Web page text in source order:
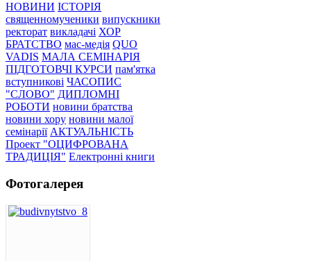
НОВИНИ ІСТОРІЯ
священномученики випускники
ректорат викладачі ХОР
БРАТСТВО мас-медія QUO
VADIS МАЛА СЕМІНАРІЯ
ПІДГОТОВЧІ КУРСИ пам'ятка
вступникові ЧАСОПИС
"СЛОВО" ДИПЛОМНІ
РОБОТИ новини братства
новини хору новини малої
семінарії АКТУАЛЬНІСТЬ
Проект "ОЦИФРОВАНА
ТРАДИЦІЯ" Електронні книги
Фотогалерея